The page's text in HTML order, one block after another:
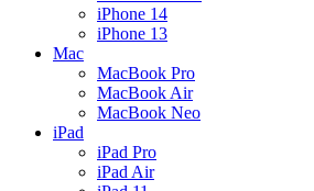
iPhone 14
iPhone 13
Mac
MacBook Pro
MacBook Air
MacBook Neo
iPad
iPad Pro
iPad Air